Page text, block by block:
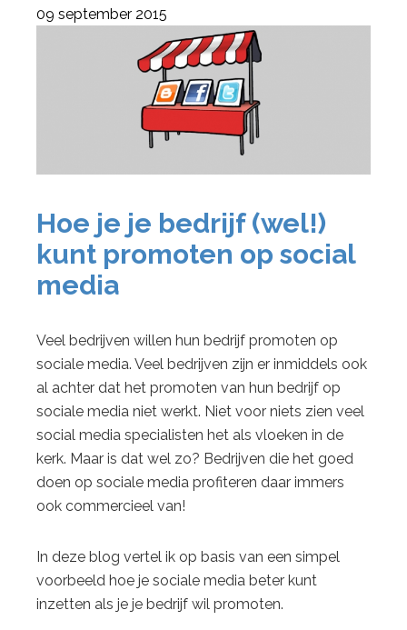
09 september 2015
Hoe je je bedrijf (wel!)
kunt promoten op social
media
Veel bedrijven willen hun bedrijf promoten op
sociale media. Veel bedrijven zijn er inmiddels ook
al achter dat het promoten van hun bedrijf op
sociale media niet werkt. Niet voor niets zien veel
social media specialisten het als vloeken in de
kerk. Maar is dat wel zo? Bedrijven die het goed
doen op sociale media profiteren daar immers
ook commercieel van!
In deze blog vertel ik op basis van een simpel
voorbeeld hoe je sociale media beter kunt
inzetten als je je bedrijf wil promoten.